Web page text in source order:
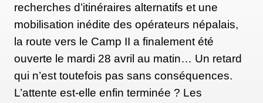
recherches d’itinéraires alternatifs et une
mobilisation inédite des opérateurs népalais,
la route vers le Camp II a finalement été
ouverte le mardi 28 avril au matin… Un retard
qui n’est toutefois pas sans conséquences.
L’attente est-elle enfin terminée ? Les